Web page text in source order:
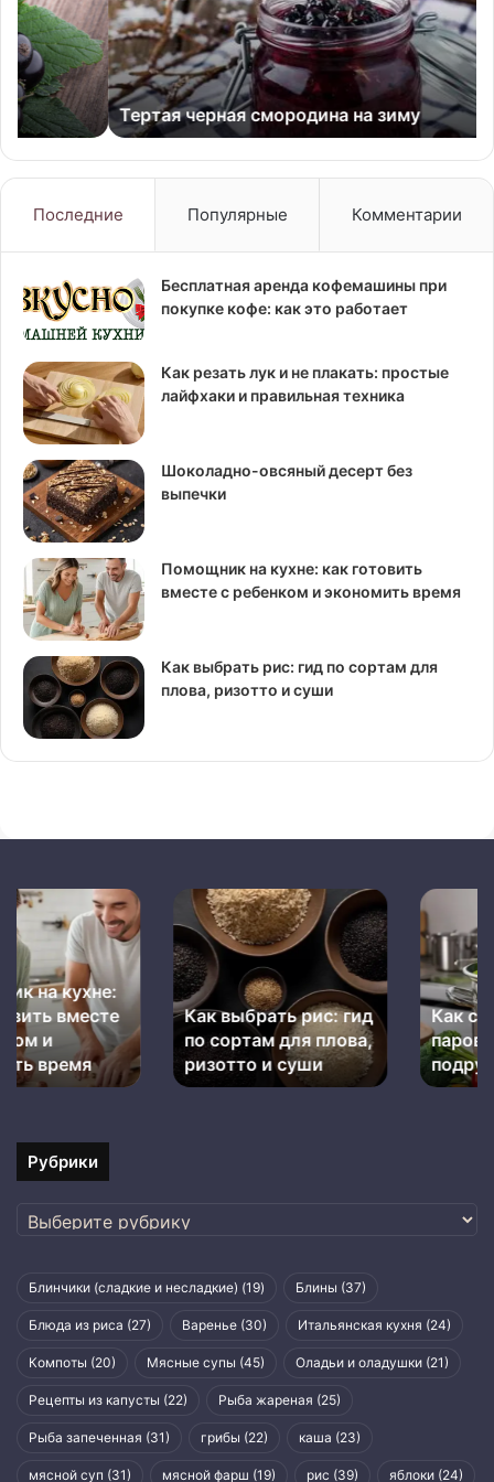
Тертая черная смородина на зиму
с
Последние Популярные Комментарии
Бесплатная аренда кофемашины при
покупке кофе: как это работает
Как резать лук и не плакать: простые
лайфхаки и правильная техника
Шоколадно-овсяный десерт без
выпечки
Помощник на кухне: как готовить
вместе с ребенком и экономить время
Как выбрать рис: гид по сортам для
плова, ризотто и суши
Как
выбрать
рис:
гид
по
сортам
для
плова,
ризотто
Как выбрать рис: гид
по сортам для плова,
ризотто и суши
Как
сделать
пароварку
из
подручных
средств
Как сделать
пароварку из
подручных средств
Рубрики
Рубрики
Блинчики (сладкие и несладкие) (19) Блины (37)
Блюда из риса (27) Варенье (30) Итальянская кухня (24)
Компоты (20) Мясные супы (45) Оладьи и оладушки (21)
Рецепты из капусты (22) Рыба жареная (25)
Рыба запеченная (31) грибы (22) каша (23)
мясной суп (31) мясной фарш (19) рис (39) яблоки (24)